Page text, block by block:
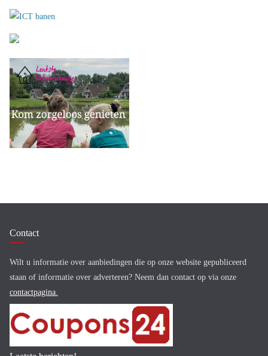
Contact
Wilt u informatie over aanbiedingen die op onze website gepubliceerd
staan of informatie over adverteren? Neem dan contact op via onze
contactpagina.